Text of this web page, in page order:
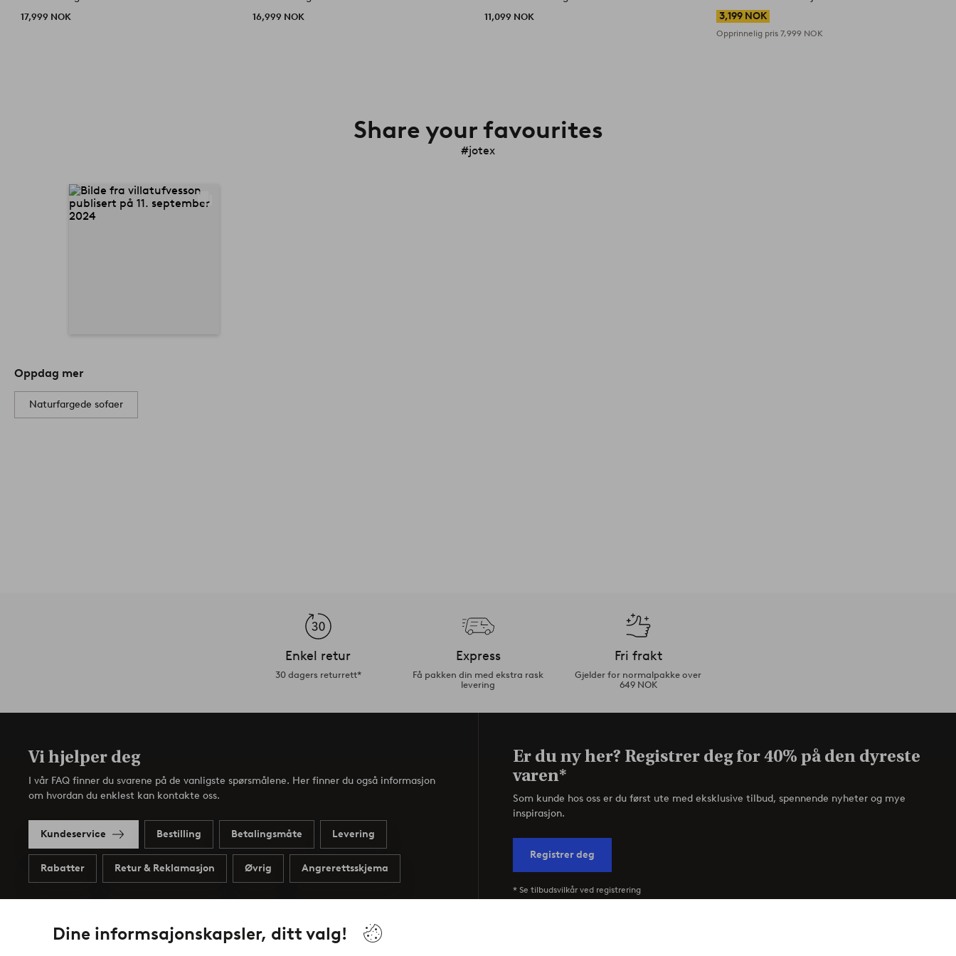
Dine informsajonskapsler, ditt valg!
17,999 NOK 16,999 NOK 11,099 NOK
3,199 NOK
Opprinnelig pris7,999 NOK
Share your favourites
#jotex
Oppdag mer
Naturfargede sofaer
Enkel retur
30 dagers returrett*
Express
Få pakken din med ekstra rask
levering
Fri frakt
Gjelder for normalpakke over
649 NOK
Vi hjelper deg
I vår FAQ finner du svarene på de vanligste spørsmålene. Her finner du også informasjon
om hvordan du enklest kan kontakte oss.
Kundeservice Bestilling Betalingsmåte Levering
Rabatter Retur & Reklamasjon Øvrig Angrerettsskjema
Er du ny her? Registrer deg for 40% på den dyreste
varen*
Som kunde hos oss er du først ute med eksklusive tilbud, spennende nyheter og mye
inspirasjon.
Registrer deg
* Se tilbudsvilkår ved registrering